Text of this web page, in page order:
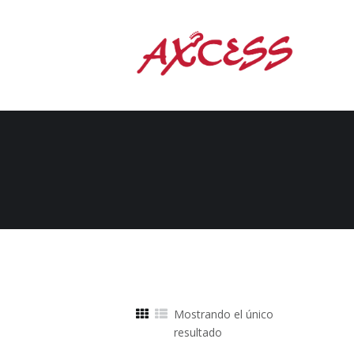
Mostrando el único
resultado